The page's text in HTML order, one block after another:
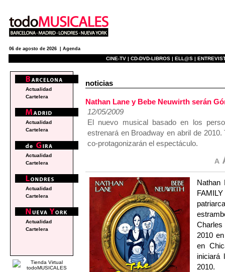
06 de agosto de 2026 | Agenda
CINE-TV | CD-DVD-LIBROS | ELL@S |
noticias
Nathan Lane y Bebe Neuwirth serán
12/05/2009
El nuevo musical basado en los
estrenará en Broadway en abril de
co-protagonizarán el espectáculo.
Nathan
2010
en
iniciará
2010.
Actualidad
Cartelera
Actualidad
Cartelera
Actualidad
Cartelera
Actualidad
Cartelera
Actualidad
Cartelera